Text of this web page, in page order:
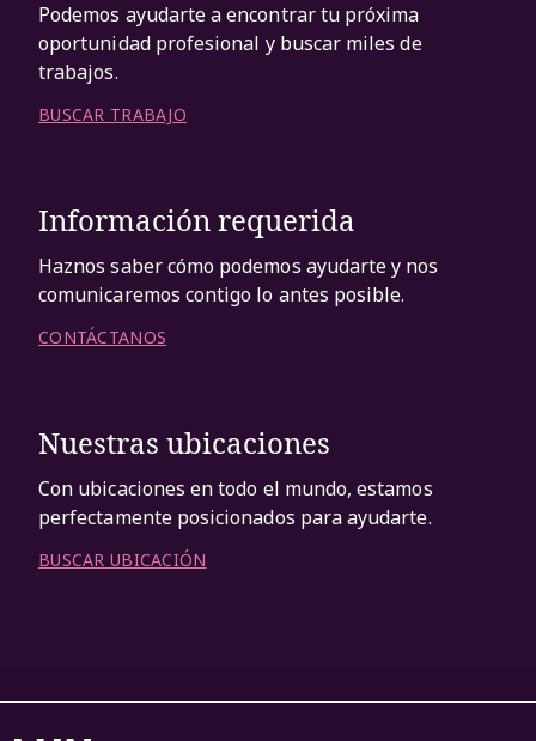
Podemos ayudarte a encontrar tu próxima
oportunidad profesional y buscar miles de
trabajos.
BUSCAR TRABAJO
Información requerida
Haznos saber cómo podemos ayudarte y nos
comunicaremos contigo lo antes posible.
CONTÁCTANOS
Nuestras ubicaciones
Con ubicaciones en todo el mundo, estamos
perfectamente posicionados para ayudarte.
BUSCAR UBICACIÓN